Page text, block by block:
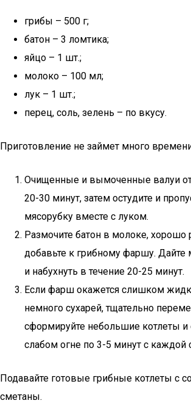
грибы – 500 г;
батон – 3 ломтика;
яйцо – 1 шт.;
молоко – 100 мл;
лук – 1 шт.;
перец, соль, зелень – по вкусу.
Приготовление не займет много
Очищенные и вымоченные валуи
20-30 минут, затем остудите и
мясорубку вместе с луком.
Размочите батон в молоке, хорошо
добавьте к грибному фаршу. Дайте
и набухнуть в течение 20-25 минут.
Если фарш окажется слишком
немного сухарей, тщательно
сформируйте небольшие котлеты и
слабом огне по 3-5 минут с каждой
Подавайте готовые грибные котлеты с
сметаны.